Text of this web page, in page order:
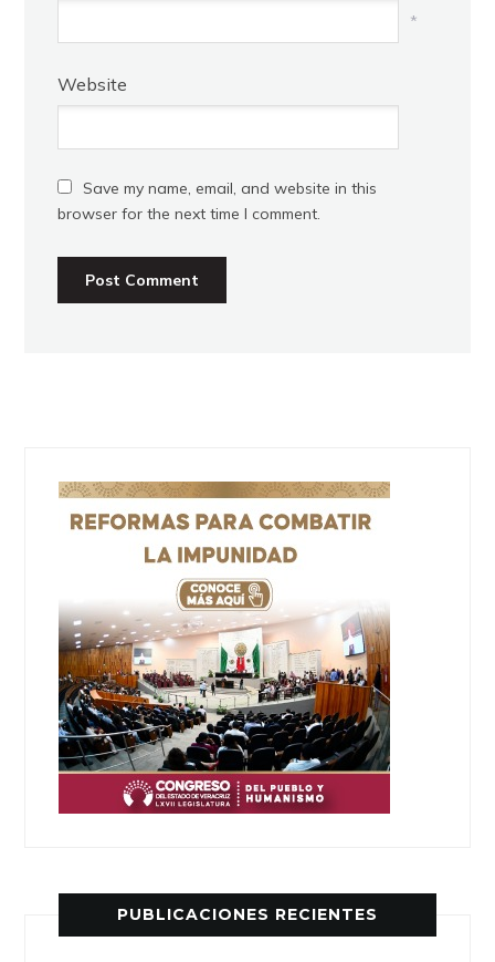
*
Website
Save my name, email, and website in this
browser for the next time I comment.
PUBLICACIONES RECIENTES